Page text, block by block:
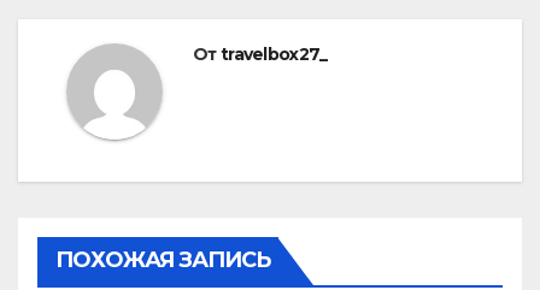
Отtravelbox27_
ПОХОЖАЯ ЗАПИСЬ